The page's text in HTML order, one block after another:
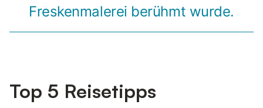
Freskenmalerei berühmt wurde.
Top 5 Reisetipps